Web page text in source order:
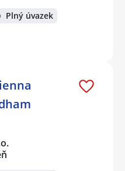
Plný úvazek